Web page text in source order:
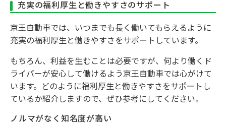
充実の福利厚生と働きやすさのサポート
京王自動車では、いつまでも長く働いてもらえるように
充実の福利厚生と働きやすさをサポートしています。
もちろん、利益を生むことは必要ですが、何より働くド
ライバーが安心して働けるよう京王自動車では心がけて
います。どのように福利厚生と働きやすさをサポートし
ているか紹介しますので、ぜひ参考にしてください。
ノルマがなく知名度が高い